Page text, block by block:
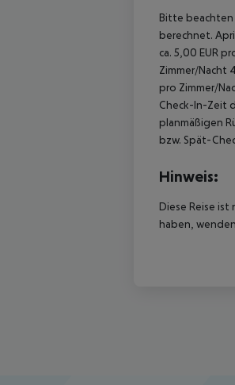
Bitte beachten
berechnet.
ca. 5,00 EUR
Zimmer/Nacht
pro Zimmer/
Check-In-Zeit
planmäßigen
bzw. Spät-
Hinweis:
Diese Reise
haben,